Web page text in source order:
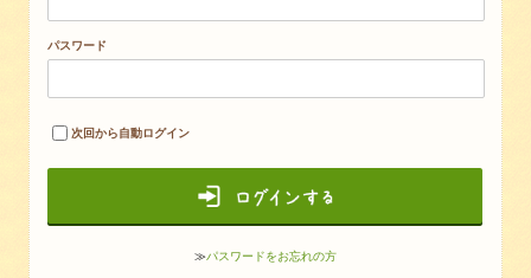
パスワード
次回から自動ログイン
≫パスワードをお忘れの方